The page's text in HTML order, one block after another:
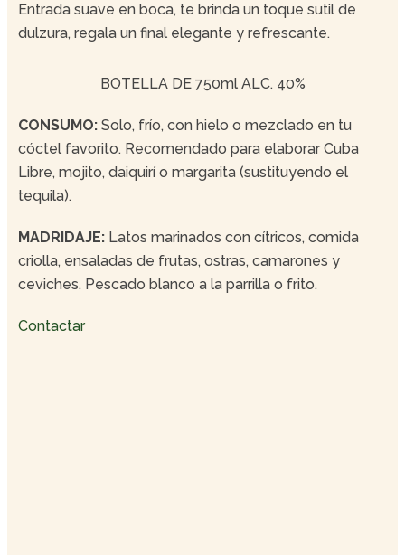
Entrada suave en boca, te brinda un toque sutil de
dulzura, regala un final elegante y refrescante.
BOTELLA DE 750ml ALC. 40%
CONSUMO: Solo, frío, con hielo o mezclado en tu
cóctel favorito. Recomendado para elaborar Cuba
Libre, mojito, daiquirí o margarita (sustituyendo el
tequila).
MADRIDAJE: Latos marinados con cítricos, comida
criolla, ensaladas de frutas, ostras, camarones y
ceviches. Pescado blanco a la parrilla o frito.
Contactar